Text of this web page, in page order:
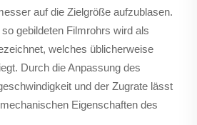
auf die Zielgröße aufzublasen.
gebildeten Filmrohrs wird als
welches üblicherweise
Durch die Anpassung des
und der Zugrate lässt
Eigenschaften des